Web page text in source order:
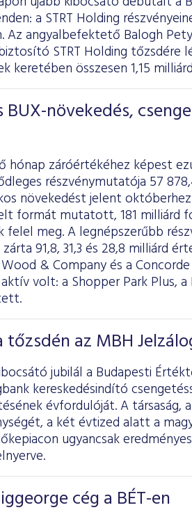
a STRT Holding
Az angyalbefektető Balogh
STRT Holding tőzsdére
keretében összesen 1,15
BUX-növekedés,
hónap záróértékéhez képest
részvénymutatója 57
növekedést jelent
formát mutatott, 181 milliárd
felel meg. A legnépszerűbb
91,8, 31,3 és 28,8 milliárd
& Company és a
volt: a Shopper Park Plus,
tőzsdén az MBH
jubilál a Budapesti
kereskedésindító
évfordulóját. A társaság,
a két évtized alatt a
ugyancsak
cég a BÉT-en